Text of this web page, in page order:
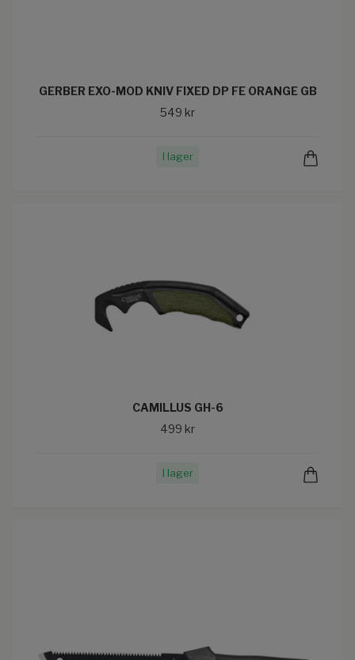
GERBER EXO-MOD KNIV FIXED DP FE ORANGE GB
549 kr
I lager
CAMILLUS GH-6
499 kr
I lager